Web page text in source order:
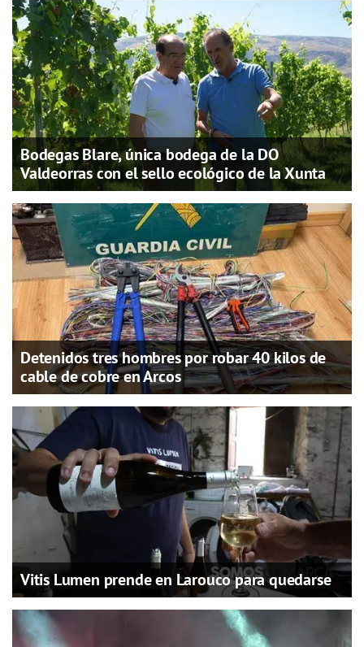
Bodegas Blare, única bodega de la DO
Valdeorras con el sello ecológico de la Xunta
Detenidos tres hombres por robar 40 kilos de
cable de cobre en Arcos
Vitis Lumen prende en Larouco para quedarse